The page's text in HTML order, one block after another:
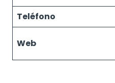
Teléfono
Web